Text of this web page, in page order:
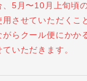
5月〜10月上旬頃
させていただくこ
らクール便にかか
いただきます。